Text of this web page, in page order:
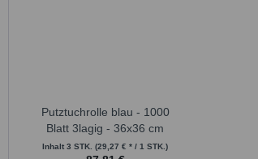
Putztuchrolle blau - 1000
Blatt 3lagig - 36x36 cm
Inhalt 3 STK. (29,27 € * / 1 STK.)